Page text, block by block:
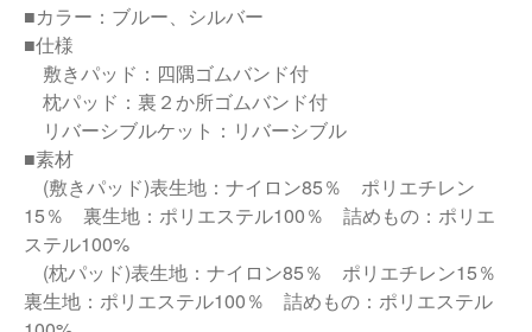
■カラー：ブルー、シルバー
■仕様
敷きパッド：四隅ゴムバンド付
枕パッド：裏２か所ゴムバンド付
リバーシブルケット：リバーシブル
■素材
(敷きパッド)表生地：ナイロン85％ ポリエチレン
15％ 裏生地：ポリエステル100％ 詰めもの：ポリエ
ステル100%
(枕パッド)表生地：ナイロン85％ ポリエチレン15％
裏生地：ポリエステル100％ 詰めもの：ポリエステル